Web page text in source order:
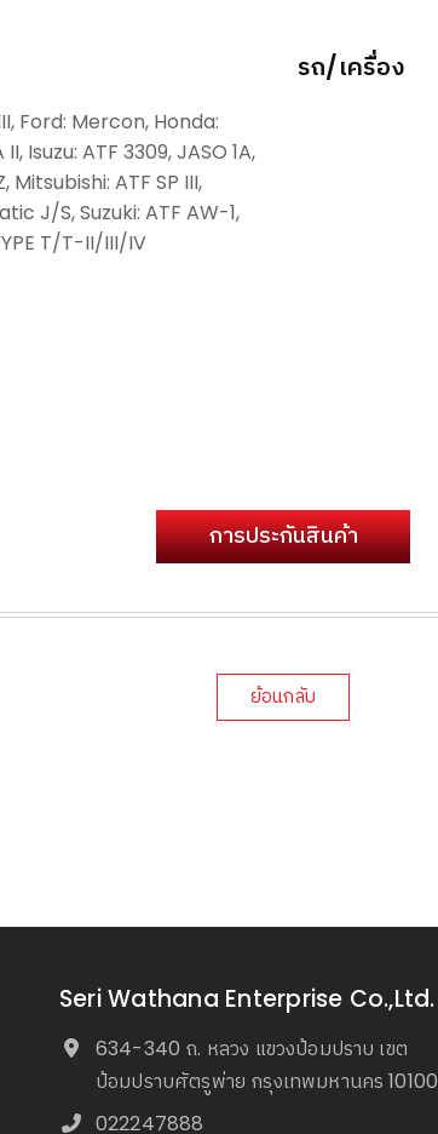
Ford: Mercon, Honda:
Isuzu: ATF 3309, JASO 1A,
Mitsubishi: ATF SP III,
J/S, Suzuki: ATF AW-1,
T/T-II/III/IV
รถ/เครื่อง
การประกันสินค้า
ย้อนกลับ
Seri Wathana Enterprise Co.,Ltd.
634-340 ถ. หลวง แขวงป้อมปราบ เขต
ป้อมปราบศัตรูพ่าย กรุงเทพมหานคร 10100
022247888